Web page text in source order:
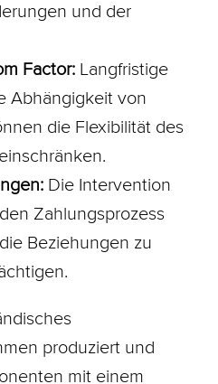
und der
Factor:Langfristige
Abhängigkeit von
die Flexibilität des
Die Intervention
Zahlungsprozess
Beziehungen zu
produziert und
mit einem